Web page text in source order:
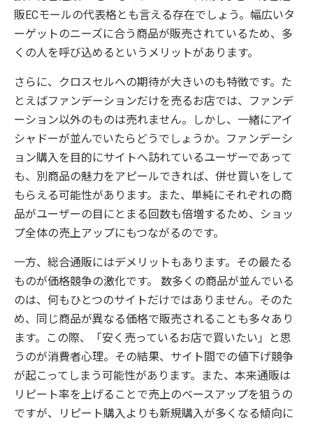
販ECモールの代表格とも言える存在でしょう。幅広いタ
ーゲットのニーズに合う商品が販売されているため、多
くの人を呼び込めるというメリットがあります。
さらに、クロスセルへの期待が大きいのも特徴です。た
とえばファンデーションだけを売るお店では、ファンデ
ーション以外のものは売れません。しかし、一緒にアイ
シャドーが並んでいたらどうでしょうか。ファンデーシ
ョン購入を目的にサイトへ訪れているユーザーであって
も、別商品の魅力をアピールできれば、併せ買いをして
もらえる可能性があります。また、単純にそれぞれの商
品がユーザーの目にとまる回数も倍増するため、ショッ
プ全体の売上アップにもつながるのです。
一方、総合通販にはデメリットもあります。その最たる
ものが価格競争の激化です。 数多くの商品が並んでいる
のは、何もひとつのサイトだけではありません。そのた
め、同じ商品が異なる価格で販売されることも多々あり
ます。この際、「安く売っているお店で買いたい」と思
うのが消費者心理。その結果、サイト間での値下げ競争
が起こってしまう可能性があります。また、本来通販は
リピート率を上げることで売上のベースアップを狙うの
ですが、リピート購入よりも新規購入が多くなる傾向に